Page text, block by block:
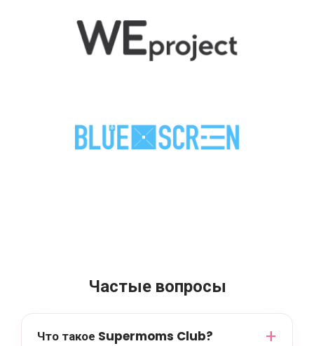
Частые вопросы
Что такое Supermoms Club?